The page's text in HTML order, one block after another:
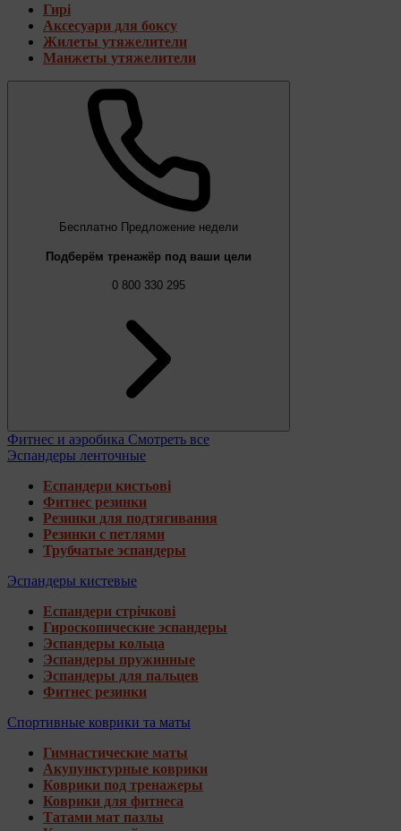
Гирі
Аксесуари для боксу
Жилеты утяжелители
Манжеты утяжелители
Бесплатно Предложение недели
Подберём тренажёр под ваши цели
0 800 330 295
Фитнес и аэробика Смотреть все
Эспандеры ленточные
Еспандери кистьові
Фитнес резинки
Резинки для подтягивания
Резинки с петлями
Трубчатые эспандеры
Эспандеры кистевые
Еспандери стрічкові
Гироскопические эспандеры
Эспандеры кольца
Эспандеры пружинные
Эспандеры для пальцев
Фитнес резинки
Спортивные коврики та маты
Гимнастические маты
Акупунктурные коврики
Коврики под тренажеры
Коврики для фитнеса
Татами мат пазлы